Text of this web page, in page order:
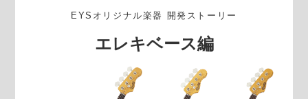
EYSオリジナル楽器 開発ストーリー
エレキベース編